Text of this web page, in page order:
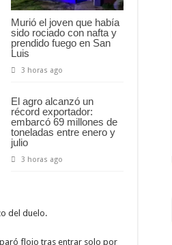
Murió el joven que había
sido rociado con nafta y
prendido fuego en San
Luis
3 horas ago
El agro alcanzó un
récord exportador:
embarcó 69 millones de
toneladas entre enero y
julio
3 horas ago
del duelo.
flojo tras entrar solo por